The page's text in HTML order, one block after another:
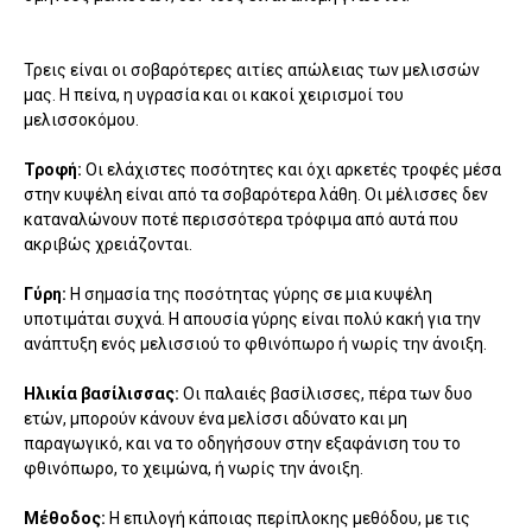
Τρεις είναι οι σοβαρότερες αιτίες απώλειας των μελισσών
μας. Η πείνα, η υγρασία και οι κακοί χειρισμοί του
μελισσοκόμου.
Τροφή: Οι ελάχιστες ποσότητες και όχι αρκετές τροφές μέσα
στην κυψέλη είναι από τα σοβαρότερα λάθη. Οι μέλισσες δεν
καταναλώνουν ποτέ περισσότερα τρόφιμα από αυτά που
ακριβώς χρειάζονται.
Γύρη: Η σημασία της ποσότητας γύρης σε μια κυψέλη
υποτιμάται συχνά. Η απουσία γύρης είναι πολύ κακή για την
ανάπτυξη ενός μελισσιού το φθινόπωρο ή νωρίς την άνοιξη.
Ηλικία βασίλισσας: Οι παλαιές βασίλισσες, πέρα των δυο
ετών, μπορούν κάνουν ένα μελίσσι αδύνατο και μη
παραγωγικό, και να το οδηγήσουν στην εξαφάνιση του το
φθινόπωρο, το χειμώνα, ή νωρίς την άνοιξη.
Μέθοδος: Η επιλογή κάποιας περίπλοκης μεθόδου, με τις